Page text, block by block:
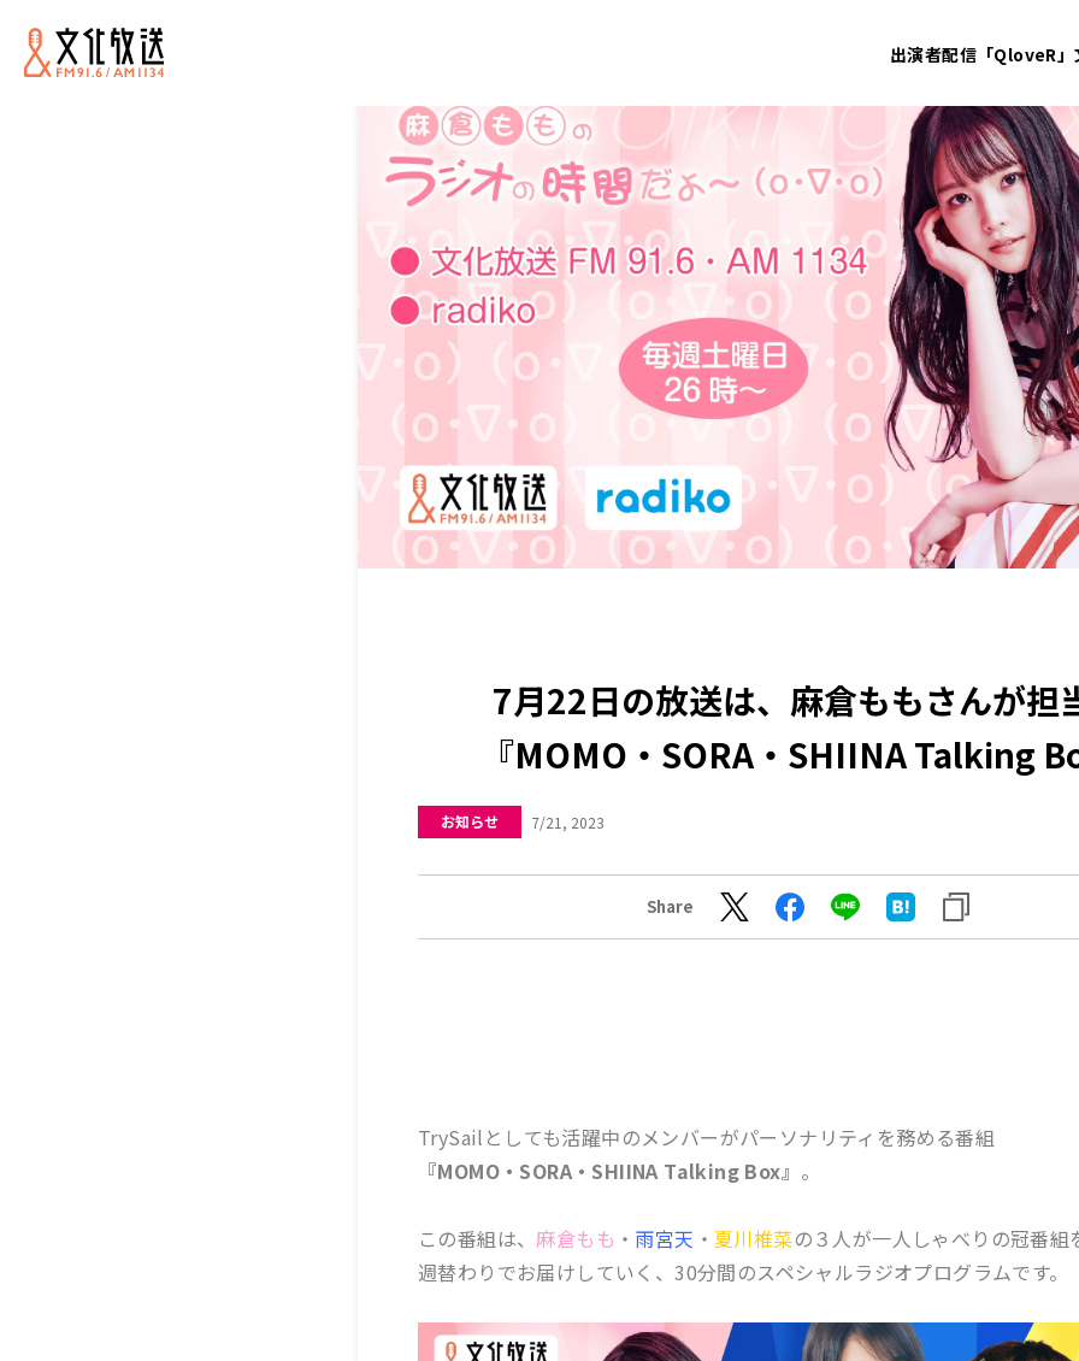
出演者配信「QloveR」
7月22日の放送は、麻倉ももさんが担
『MOMO・SORA・SHIINA Talking
お知らせ 7/21, 2023
Share
TrySailとしても活躍中のメンバーがパーソナリティを務める番組
『MOMO・SORA・SHIINA Talking Box』 。
この番組は、 麻倉もも ・ 雨宮天 ・ 夏川椎菜の３人が一人しゃべりの冠番組
週替わりでお届けしていく、30分間のスペシャルラジオプログラムです。